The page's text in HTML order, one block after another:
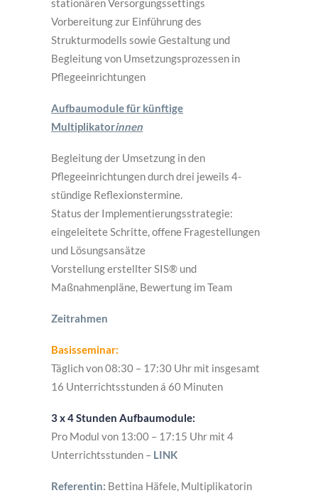
stationären Versorgungssettings
Vorbereitung zur Einführung des
Strukturmodells sowie Gestaltung und
Begleitung von Umsetzungsprozessen in
Pflegeeinrichtungen
Aufbaumodule für künftige
Multiplikatorinnen
Begleitung der Umsetzung in den
Pflegeeinrichtungen durch drei jeweils 4-
stündige Reflexionstermine.
Status der Implementierungsstrategie:
eingeleitete Schritte, offene Fragestellungen
und Lösungsansätze
Vorstellung erstellter SIS® und
Maßnahmenpläne, Bewertung im Team
Zeitrahmen
Basisseminar:
Täglich von 08:30 – 17:30 Uhr mit insgesamt
16 Unterrichtsstunden á 60 Minuten
3 x 4 Stunden Aufbaumodule:
Pro Modul von 13:00 – 17:15 Uhr mit 4
Unterrichtsstunden – LINK
Referentin: Bettina Häfele, Multiplikatorin